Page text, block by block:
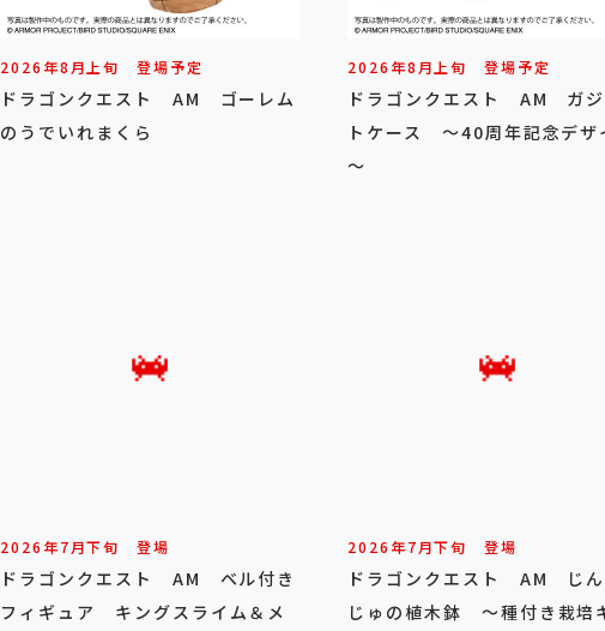
2026年8月上旬 登場予定
ドラゴンクエスト AM ゴーレム
のうでいれまくら
2026年8月上旬 登場予定
ドラゴンクエスト AM ガ
トケース ～40周年記念デザ
～
2026年7月下旬 登場
ドラゴンクエスト AM ベル付き
フィギュア キングスライム＆メ
2026年7月下旬 登場
ドラゴンクエスト AM じ
じゅの植木鉢 ～種付き栽培